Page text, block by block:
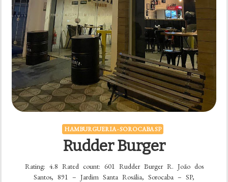
HAMBURGUERIA - SOROCABA SP
Rudder Burger
Rating: 4.8 Rated count: 601 Rudder Burger R. João dos
Santos, 891 – Jardim Santa Rosália, Sorocaba – SP,